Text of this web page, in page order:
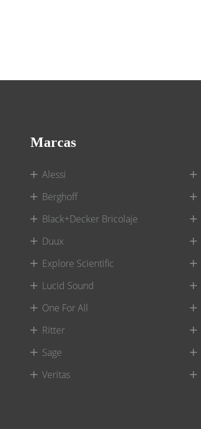
Marcas
Alessi
Berghoff
Black+Decker Bricolaje
Duux
Explore Scientific
Lucid Sound
One For All
Ritter
Sage
Veritas